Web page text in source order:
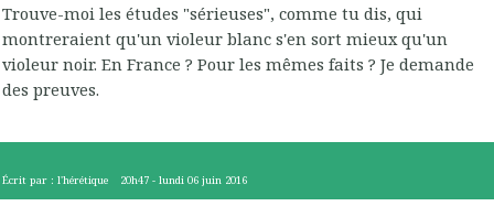
Trouve-moi les études "sérieuses", comme tu dis, qui
montreraient qu'un violeur blanc s'en sort mieux qu'un
violeur noir. En France ? Pour les mêmes faits ? Je demande
des preuves.
Écrit par : l'hérétique 20h47 -lundi 06 juin 2016